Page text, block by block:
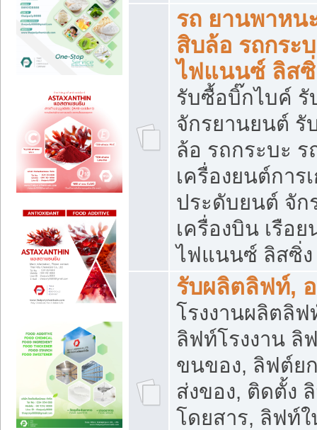
รถ ยานพาหน
สิบล้อ รถกระ
ไฟแนนซ์ ลิส
รับซื้อบิ๊กไบค์
จักรยานยนต์ รั
ล้อ รถกระบะ
เครื่องยนต์การ
ประดับยนต์ จัก
เครื่องบิน เรือ
ไฟแนนซ์ ลิสซิ่ง
รับผลิตลิฟท์,
โรงงานผลิตลิ
ลิฟท์โรงงาน ลิ
ขนของ, ลิฟต์ย
ส่งของ, ติดตั้ง
โดยสาร, ลิฟท์